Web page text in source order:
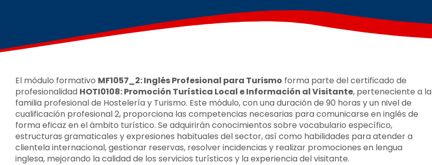
El módulo formativo MF1057_2: Inglés Profesional para Turismo forma parte del certificado de
profesionalidad HOTI0108: Promoción Turística Local e Información al Visitante, perteneciente a la
familia profesional de Hostelería y Turismo. Este módulo, con una duración de 90 horas y un nivel de
cualificación profesional 2, proporciona las competencias necesarias para comunicarse en inglés de
forma eficaz en el ámbito turístico. Se adquirirán conocimientos sobre vocabulario específico,
estructuras gramaticales y expresiones habituales del sector, así como habilidades para atender a
clientela internacional, gestionar reservas, resolver incidencias y realizar promociones en lengua
inglesa, mejorando la calidad de los servicios turísticos y la experiencia del visitante.